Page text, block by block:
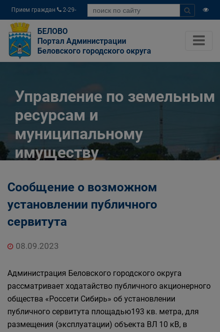
Прием граждан
2-29-
04
БЕЛОВО
Портал Администрации
Беловского городского округа
Управление по земельным
ресурсам и
муниципальному
имуществу
Беловского городского
округа
Структурные подразделения Администрации
Управление по земельным ресурсам и
муниципальному имуществу Администрации
Беловского городского округа
Сообщение о возможном
установлении публичного
сервитута
08.09.2023
Администрация Беловского городского округа
рассматривает ходатайство публичного акционерного
общества «Россети Сибирь» об установлении
публичного сервитута площадью193 кв. метра, для
размещения (эксплуатации) объекта ВЛ 10 кВ, в